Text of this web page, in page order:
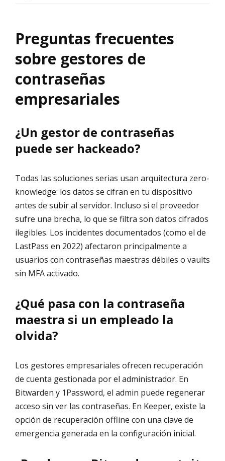
Preguntas frecuentes
sobre gestores de
contraseñas
empresariales
¿Un gestor de contraseñas
puede ser hackeado?
Todas las soluciones serias usan arquitectura zero-
knowledge: los datos se cifran en tu dispositivo
antes de subir al servidor. Incluso si el proveedor
sufre una brecha, lo que se filtra son datos cifrados
ilegibles. Los incidentes documentados (como el de
LastPass en 2022) afectaron principalmente a
usuarios con contraseñas maestras débiles o vaults
sin MFA activado.
¿Qué pasa con la contraseña
maestra si un empleado la
olvida?
Los gestores empresariales ofrecen recuperación
de cuenta gestionada por el administrador. En
Bitwarden y 1Password, el admin puede regenerar
acceso sin ver las contraseñas. En Keeper, existe la
opción de recuperación offline con una clave de
emergencia generada en la configuración inicial.